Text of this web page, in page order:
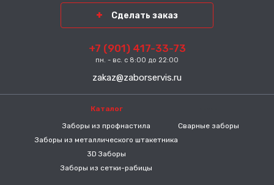
Сделать заказ
+7 (901) 417-33-73
пн. - вс. с 8:00 до 22:00
zakaz@zaborservis.ru
Каталог
Заборы из профнастила
Заборы из металлического штакетника
3D Заборы
Заборы из сетки-рабицы
Сварные заборы